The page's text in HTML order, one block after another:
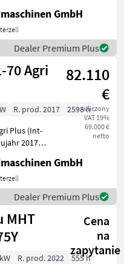
4
Motor:
55, 4kW S5
GmbH
Dealer Premium Plus
70 Agri
82.110
€
wliczony
VAT 19%
69.000 €
netto
R. prod. 2017
2598 h
Plus (Int-
2017
LED
GmbH
Dealer Premium Plus
MHT
Cena
na
zapytanie
R. prod. 2022
555 h